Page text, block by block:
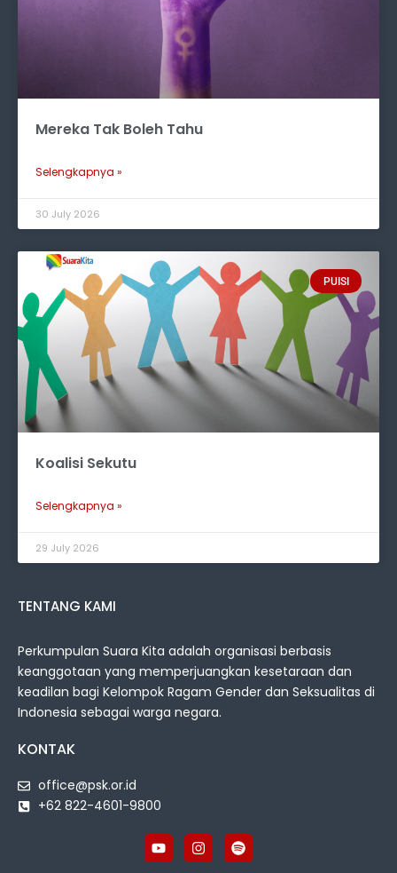
Mereka Tak Boleh Tahu
Selengkapnya »
30 July 2026
PUISI
Koalisi Sekutu
Selengkapnya »
29 July 2026
TENTANG KAMI
Perkumpulan Suara Kita adalah organisasi berbasis
keanggotaan yang memperjuangkan kesetaraan dan
keadilan bagi Kelompok Ragam Gender dan Seksualitas di
Indonesia sebagai warga negara.
KONTAK
office@psk.or.id
+62 822-4601-9800